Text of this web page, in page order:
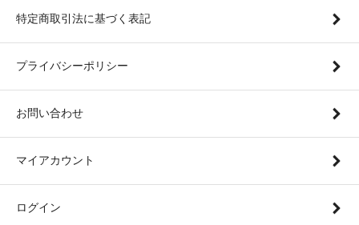
特定商取引法に基づく表記
プライバシーポリシー
お問い合わせ
マイアカウント
ログイン